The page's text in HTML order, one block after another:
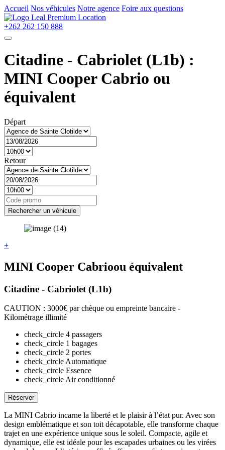
Accueil Nos véhicules Notre agence Foire aux questions
+262 262 150 888
Citadine - Cabriolet (L1b) :
MINI Cooper Cabrio ou
équivalent
Départ
Retour
Rechercher un véhicule
+
MINI Cooper Cabrioou équivalent
Citadine - Cabriolet (L1b)
CAUTION : 3000€ par chèque ou empreinte bancaire -
Kilométrage illimité
check_circle 4 passagers
check_circle 1 bagages
check_circle 2 portes
check_circleAutomatique
check_circle Essence
check_circleAir conditionné
Réserver
La MINI Cabrio incarne la liberté et le plaisir à l’état pur. Avec son
design emblématique et son toit décapotable, elle transforme chaque
trajet en une expérience unique sous le soleil. Compacte, agile et
dynamique, elle est idéale pour les escapades urbaines ou les virées